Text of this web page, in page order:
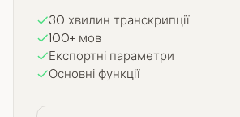
30 хвилин транскрипції
100+ мов
Експортні параметри
Основні функції